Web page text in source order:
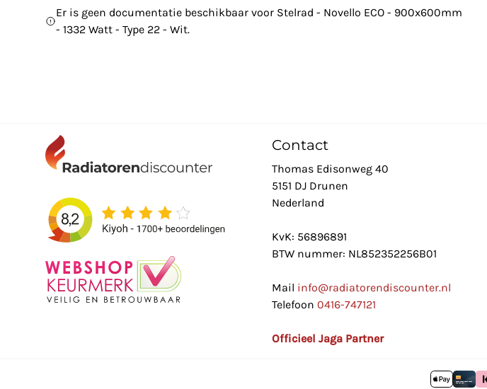
Er is geen documentatie beschikbaar voor Stelrad - Novello ECO - 900x600mm
- 1332 Watt - Type 22 - Wit.
Contact
Thomas Edisonweg 40
5151 DJ Drunen
Nederland
KvK: 56896891
BTW nummer: NL852352256B01
Mail info@radiatorendiscounter.nl
Telefoon 0416-747121
Officieel Jaga Partner